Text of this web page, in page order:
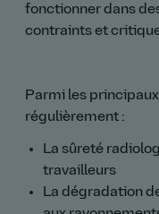
fonctionner dans
contraints et
Parmi les
régulièrement :
La sûreté
travailleurs
La dégradation